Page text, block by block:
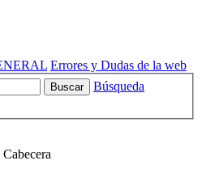
Errores y Dudas de la web
Buscar
Búsqueda